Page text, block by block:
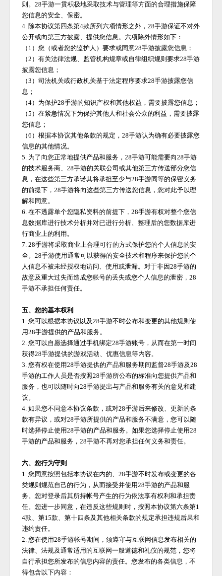
则。28手游一贯积极地采取技术与管理等方面的合理措施保障
您信息的安全、保密。
4. 除本协议第四条第4款所列六项情形之外，28手游保证不对外
公开或向第三方披露、提供您信息。六项除外情形如下：
（ 1）您（或者您的监护人）要求或同意28手游披露您信息；
（2）有关法律法规、监管机构规章或自律组织规则要求28手游
披露您信息；
（3）司法机关或行政机关基于法定程序要求28手游披露您信
息；
（4）为保护28手游的知识产权和其他权益，需要披露您信息；
（5）在紧急情况下为保护其他人和社会公众的利益，需要披露
您信息；
（6）根据本协议其他条款的规定，28手游认为确有必要披露您
信息的其他情况。
5. 为了向您正常地提供产品和服务，28手游可能需要向28手游
的技术服务商、28手游的关联公司或其他第三方传送部分您信
息，在这些第三方承诺其将承担至少与28手游同等的保密义务
的前提下，28手游将向这些第三方传送您信息，您对此予以理
解和同意。
6. 在不透露单个您隐私资料的前提下，28手游有权对整个您信
息数据库进行技术分析并对已进行分析、整理后的您数据库进
行商业上的利用。
7.28手游将采取商业上合理可行的方式保护您的个人信息的安
全。28手游使用通常可以获得的安全技术和程序来保护您的个
人信息不被未经授权地访问、使用或泄漏。对于非因28手游的
故意及重大过失而造成您帐号的丢失或您个人信息的泄密，28
手游不承担任何责任。
五、您的基本权利
1. 您可以根据本协议以及28手游不时公布和变更的其他规则使
用28手游提供的产品和服务。
2. 您可以自愿选择通过手机绑定28手游账号，从而在第一时间
获得28手游提供的游戏活动、优惠信息等内容。
3. 您有权在使用28手游提供的产品和服务期间监督28手游及28
手游的工作人员是否按照28手游所公布的标准向您提供产品和
服务，也可以随时向28手游提出与产品和服务有关的意见和建
议。
4. 如果您不同意本协议条款，或对28手游后来修改、更新的条
款有异议，或对28手游所提供的产品和服务不满意，您可以随
时选择停止使用28手游的产品和服务。如果您选择停止使用28
手游的产品和服务，28手游不再对您承担任何义务和责任。
六、您行为守则
1. 您同意按照包括本协议在内的、28手游不时发布或变更的各
类规则规范自己的行为，从而接受并使用28手游的产品和服
务。您对登录后其所持帐号产生的行为依法享有权利和承担责
任。您进一步同意，在违反这些规则时，按照本协议第六条第1
4款、第15款、第十四条及其他相关条款的规定承担违规后果和
违约责任。
2. 您在使用28手游帐号期间，须遵守与互联网信息发布相关的
法律、法规及通常适用的互联网一般道德和礼仪的规范，您将
自行承担您所发布的信息内容的责任。您发布的各类信息，不
得包含以下内容：